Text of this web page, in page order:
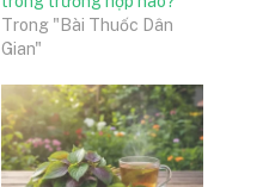
Trong "Bài Thuốc Dân
Gian"